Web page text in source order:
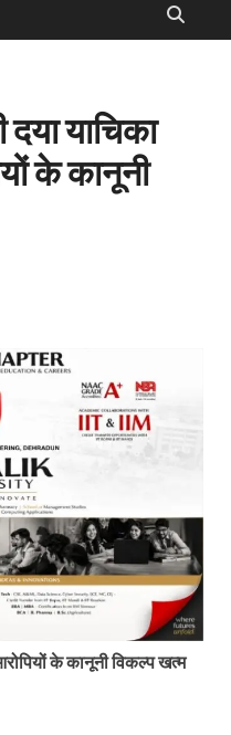
याचिका
के कानूनी
के कानूनी विकल्प खत्म